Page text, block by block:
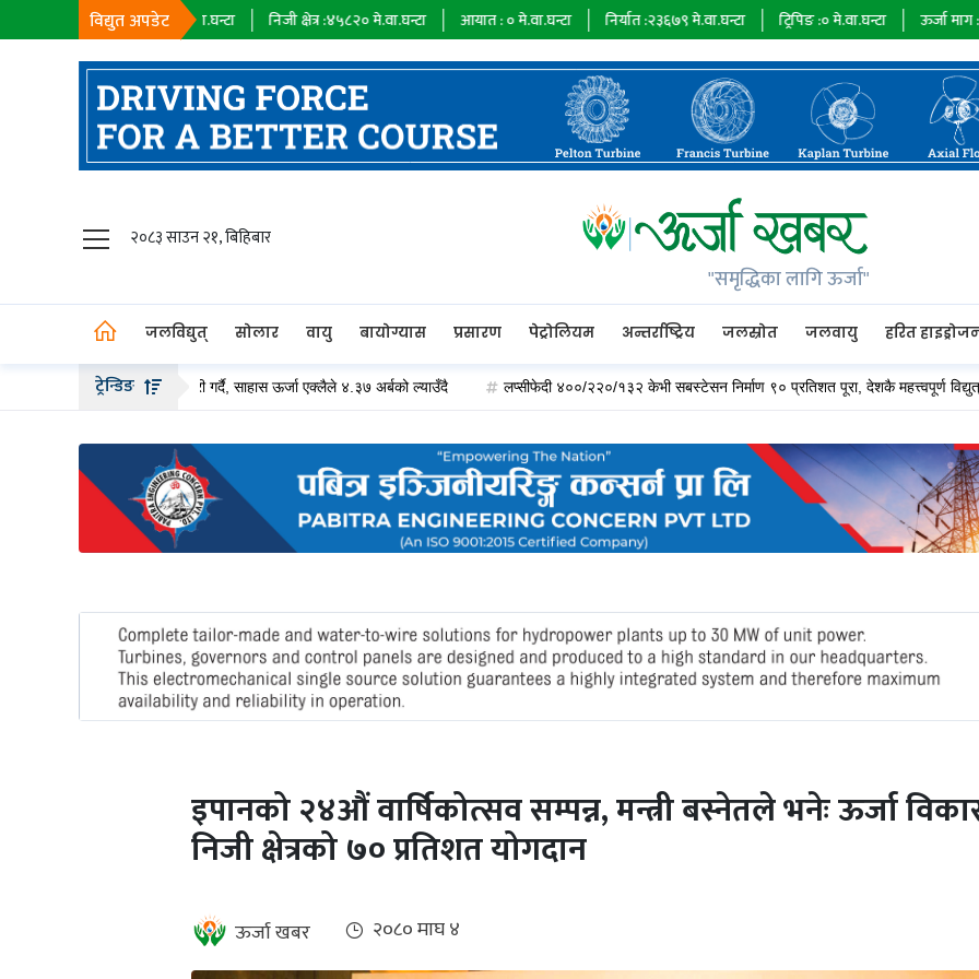
विद्युत अपडेट
मे.वा.घन्टा निजी क्षेत्र :४५८२०मे.वा.घन्टा आयात :०मे.वा.घन्टा निर्यात :२३६७९ मे.वा.घन्टा ट्रिपिङ :०मे.वा.घन्टा ऊर्जा माग :७३४८५
२०८३ साउन २१, बिहिबार
"समृद्धिका लागि ऊर्जा"
जलविद्युत् सोलार वायु बायोग्यास प्रसारण पेट्रोलियम अन्तर्राष्ट्रिय जलस्रोत जलवायु हरित
वायु
बायोग्यास
पेट्रोलियम
अन्तर्राष्ट्रिय
जलवायु
ट्रेन्डिङ
हकप्रद सेयर जारी गर्दै, साहास ऊर्जा एक्लैले ४.३७ अर्बको ल्याउँदै लप्सीफेदी ४००/२२०/१३२ केभी सबस्टेसन निर्माण ९० प्रतिशत पूरा, देशकै महत्त्वपूर्ण विद्युत् हब बन्दै
इपानको २४औं वार्षिकोत्सव सम्पन्न, मन्त्री बस्नेतले भनेः ऊर्जा
निजी क्षेत्रको ७० प्रतिशत योगदान
ऊर्जा खबर २०८० माघ ४